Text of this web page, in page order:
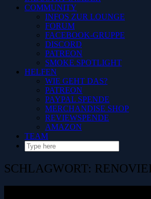
COMMUNITY
INFOS ZUR LOUNGE
FORUM
FACEBOOK-GRUPPE
DISCORD
PATREON
SMOKE SPOTLIGHT
HELFEN
WIE GEHT DAS?
PATREON
PAYPAL SPENDE
MERCHANDISE SHOP
REVIEWSPENDE
AMAZON
TEAM
SCHLAGWORT: